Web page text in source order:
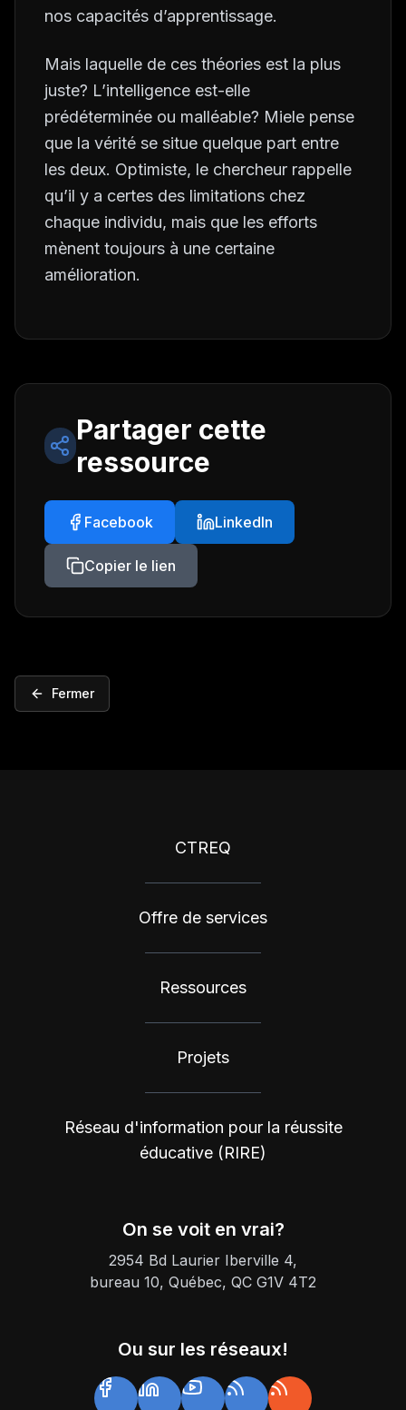
nos capacités d’apprentissage.
Mais laquelle de ces théories est la plus
juste? L’intelligence est-elle
prédéterminée ou malléable? Miele pense
que la vérité se situe quelque part entre
les deux. Optimiste, le chercheur rappelle
qu’il y a certes des limitations chez
chaque individu, mais que les efforts
mènent toujours à une certaine
amélioration.
Partager cette
ressource
Facebook LinkedIn
Copier le lien
Fermer
CTREQ
Offre de services
Ressources
Projets
Réseau d'information pour la réussite
éducative (RIRE)
On se voit en vrai?
2954 Bd Laurier Iberville 4,
bureau 10, Québec, QC G1V 4T2
Ou sur les réseaux!